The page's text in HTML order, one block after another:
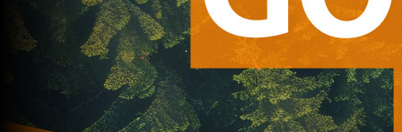
Zanimljivosti
Bivši igrač Željezničara blistao u Francuskoj:
oduševljeni
1 godina 1 mjesec